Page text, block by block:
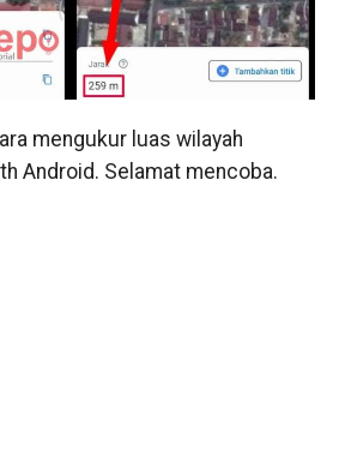
mengukur luas wilayah
Android. Selamat mencoba.